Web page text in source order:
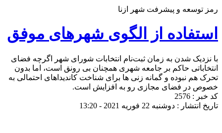
رمز توسعه و پیشرفت شهر ازنا
استفاده از الگوی شهرهای موفق
با نزدیک شدن به زمان ثبت‌نام انتخابات شورای شهر اگرچه فضای
انتخاباتی حاکم بر جامعه شهری همچنان بی رونق است، اما بدون
تحرک هم ‌نبوده و گمانه زنی ها برای شناخت کاندیداهای احتمالی به
خصوص در فضای مجازی رو به افزایش است.
کد خبر : 2576
تاریخ انتشار : دوشنبه 22 فوریه 2021 - 13:20